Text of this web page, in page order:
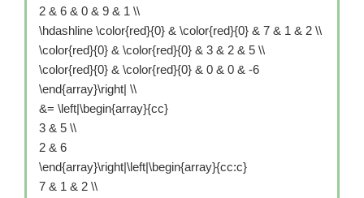
2 & 6 & 0 & 9 & 1 \\
\hdashline \color{red}{0} & \color{red}{0} & 7 & 1 & 2 \\
\color{red}{0} & \color{red}{0} & 3 & 2 & 5 \\
\color{red}{0} & \color{red}{0} & 0 & 0 & -6
\end{array}\right| \\
&= \left|\begin{array}{cc}
3 & 5 \\
2 & 6
\end{array}\right|\left|\begin{array}{cc:c}
7 & 1 & 2 \\